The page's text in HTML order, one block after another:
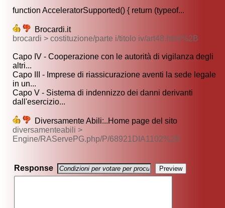
function AcceleratorSupported() { return (typeof...
Brocardi.it
brocardi > costituzione/parte i/titolo iv/art48.html%2B
Capo IV - Cooperazione con le autorità di vigilanza degli
altri...
Capo III - Imprese di riassicurazione aventi la sede legale
in un...
Capo V - Sistema di indennizzo dei danni derivanti
dall'esercizio...
Diversamente Abili:..Home page del sito
diversamenteabili >
Engine/RAServePG.php/P/68921DIA1102%2B
Response